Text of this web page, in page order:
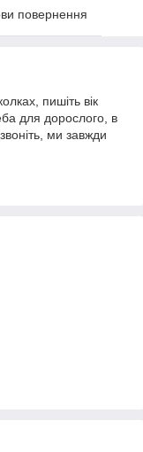
повернення
пишіть вік
для дорослого, в
ми завжди